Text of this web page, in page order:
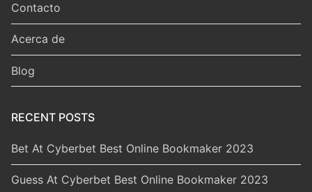
Contacto
Acerca de
Blog
RECENT POSTS
Bet At Cyberbet Best Online Bookmaker 2023
Guess At Cyberbet Best Online Bookmaker 2023